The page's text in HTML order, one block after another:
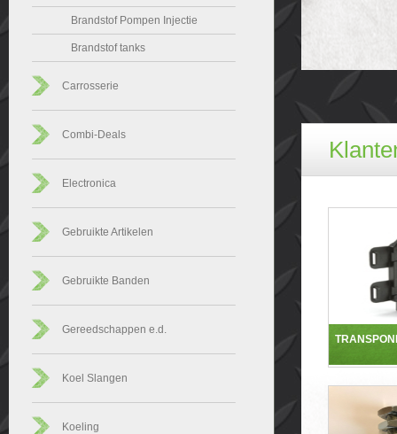
Brandstof Pompen Injectie
Brandstof tanks
Carrosserie
Combi-Deals
Electronica
Gebruikte Artikelen
Gebruikte Banden
Gereedschappen e.d.
Koel Slangen
Koeling